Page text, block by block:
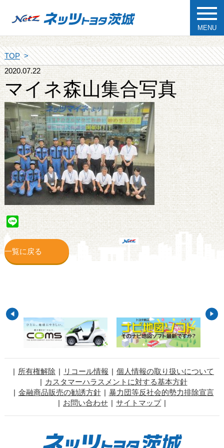
MENU
TOP
2020.07.22
マイネ森山集合写真
Line
一覧に戻る
所有権解除 リコール情報
個人情報の取り扱いについて
カスタマーハラスメントに対する基本方針
金融商品販売の勧誘方針
暴力団等反社会的勢力排除宣言
お問い合わせ
サイトマップ